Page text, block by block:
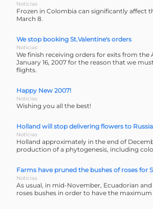
Noticias
Frozen in Colombia can significantly affect
March 8.
We stop booking St.Valentine's orders
Noticias
We finish receiving orders for exits from the
January 16, 2007 for the reason that we
flights.
Happy New 2007!
Noticias
Wishing you all the best!
Holland will stop delivering flowers to Russia
Noticias
Holland approximately in the end of
production of a phytogenesis, including
Farms have pruned the bushes of roses for
Noticias
As usual, in mid-November, Ecuadorian
roses bushes in order to have the